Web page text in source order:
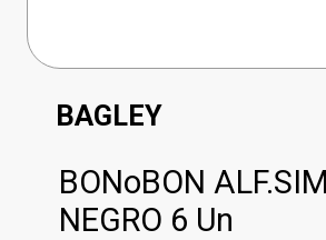
BAGLEY
BONoBON
NEGRO 6 Un